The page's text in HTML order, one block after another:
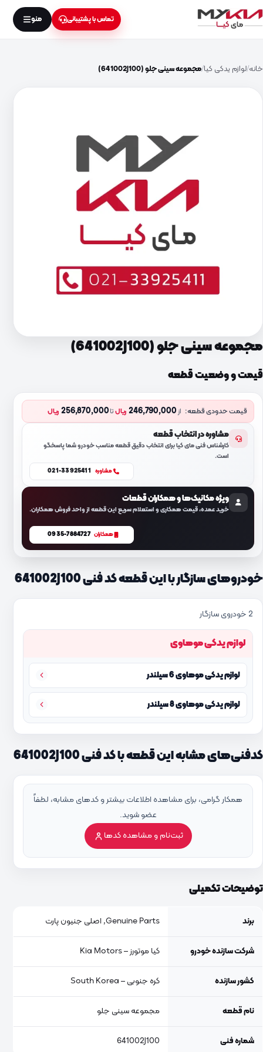
تماس با پشتیبانی منو
خانه لوازم یدکی کیا مجموعه سینی جلو (641002J100)
مجموعه سینی جلو (641002J100)
قیمت و وضعیت قطعه
قیمت حدودی قطعه: از246,790,000 ریالتا256,870,000 ریال
مشاوره در انتخاب قطعه
کارشناس فنی مای کیا برای انتخاب دقیق قطعه مناسب خودرو شما پاسخگو
است.
مشاوره 021-33925411
ویژه مکانیک‌ها و همکاران قطعات
خرید عمده، قیمت همکاری و استعلام سریع این قطعه از واحد فروش همکاران.
همکاران 0935-7884727
خودروهای سازگار با این قطعه کد فنی 641002J100
2 خودروی سازگار
لوازم یدکی موهاوی
لوازم یدکی موهاوی 6 سیلندر
لوازم یدکی موهاوی 8 سیلندر
کدفنی‌های مشابه این قطعه با کد فنی 641002J100
همکار گرامی، برای مشاهده اطلاعات بیشتر و کدهای مشابه، لطفاً
عضو شوید.
ثبت‌نام و مشاهده کدها
توضیحات تکمیلی
برند Genuine Parts, اصلی جنیون پارت
شرکت سازنده خودرو کیا موتورز – Kia Motors
کشور سازنده کره جنوبی – South Korea
نام قطعه مجموعه سینی جلو
شماره فنی 641002J100